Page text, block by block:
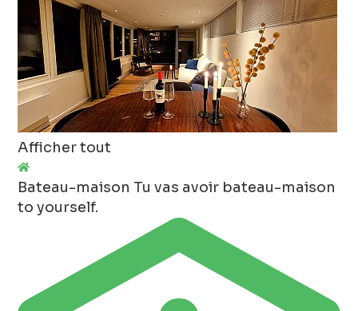
Afficher tout
Bateau-maison Tu vas avoir bateau-maison
to yourself.